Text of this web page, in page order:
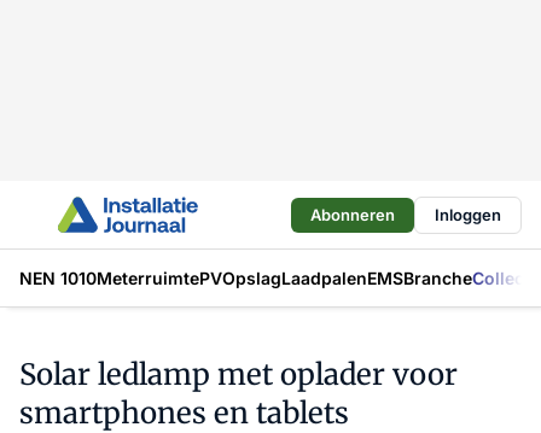
Abonneren Inloggen
NEN 1010MeterruimtePVOpslagLaadpalenEMSBranche
Solar ledlamp met oplader voor
smartphones en tablets